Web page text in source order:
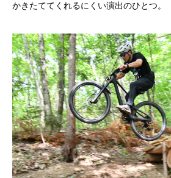
かきたててくれるにくい演出のひとつ。